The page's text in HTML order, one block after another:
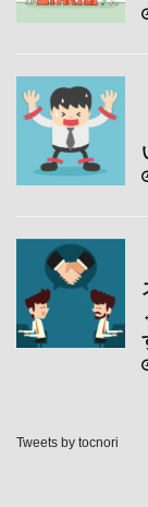
Tweets by tocnori